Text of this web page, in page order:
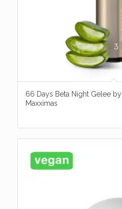
66 Days Beta Night Gelee by
Maxximas